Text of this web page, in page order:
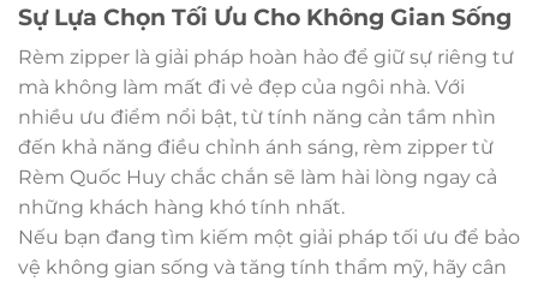
Sự Lựa Chọn Tối Ưu Cho Không Gian Sống
Rèm zipper là giải pháp hoàn hảo để giữ sự riêng tư
mà không làm mất đi vẻ đẹp của ngôi nhà. Với
nhiều ưu điểm nổi bật, từ tính năng cản tầm nhìn
đến khả năng điều chỉnh ánh sáng, rèm zipper từ
Rèm Quốc Huy chắc chắn sẽ làm hài lòng ngay cả
những khách hàng khó tính nhất.
Nếu bạn đang tìm kiếm một giải pháp tối ưu để bảo
vệ không gian sống và tăng tính thẩm mỹ, hãy cân